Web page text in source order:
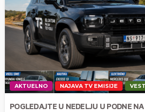
AKTUELNO NAJAVA TV EMISIJE
POGLEDAJTE U NEDELJU U PODNE